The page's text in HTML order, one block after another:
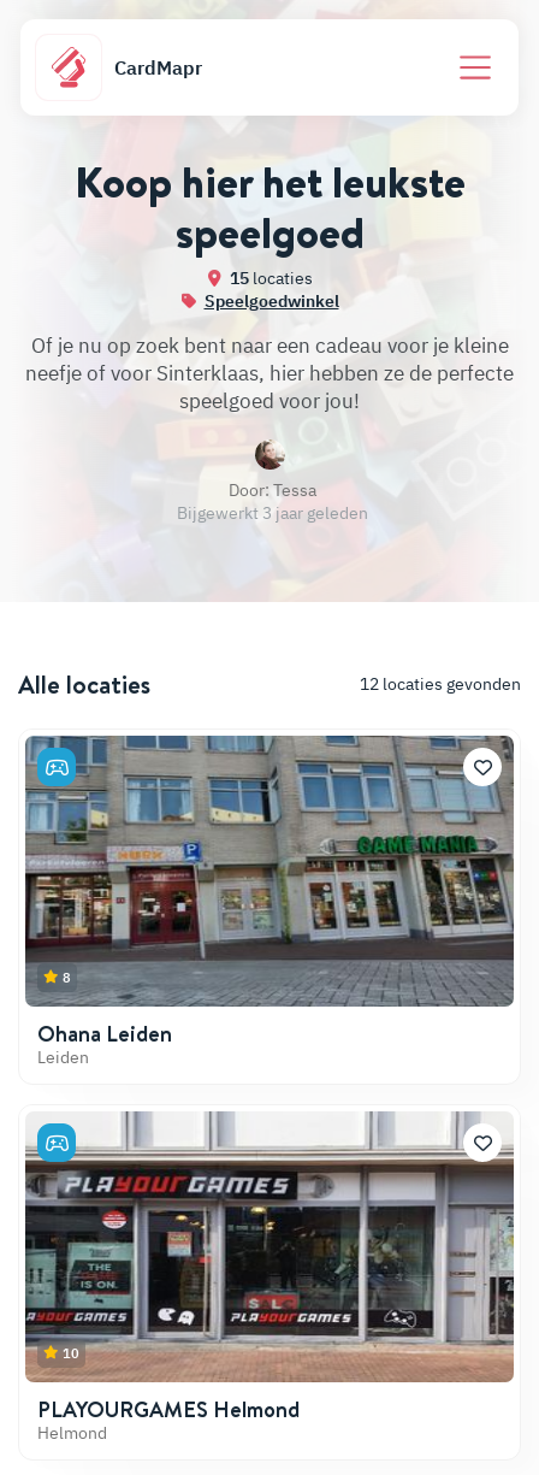
CardMapr
Koop hier het leukste
speelgoed
15locaties
Speelgoedwinkel
Of je nu op zoek bent naar een cadeau voor je kleine
neefje of voor Sinterklaas, hier hebben ze de perfecte
speelgoed voor jou!
Door: Tessa
Bijgewerkt 3 jaar geleden
Alle locaties 12 locaties gevonden
8
Ohana Leiden
Leiden
10
PLAYOURGAMES Helmond
Helmond